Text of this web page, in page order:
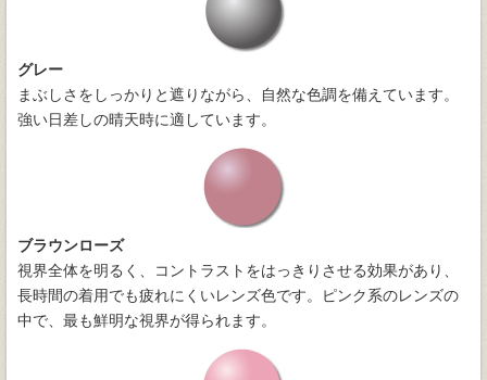
グレー
まぶしさをしっかりと遮りながら、自然な色調を備えています。
強い日差しの晴天時に適しています。
ブラウンローズ
視界全体を明るく、コントラストをはっきりさせる効果があり、
長時間の着用でも疲れにくいレンズ色です。ピンク系のレンズの
中で、最も鮮明な視界が得られます。